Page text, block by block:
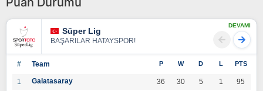
Süper Lig
BAŞARILAR HATAYSPOR!
DEVAMI
# Team P W D L PTS
1 Galatasaray 36 30 5 1
95